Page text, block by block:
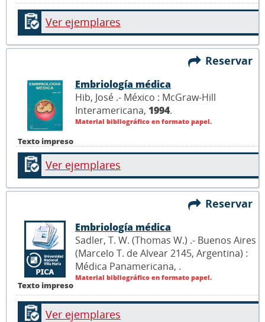
Ver ejemplares
Reservar
Texto impreso
Embriología médica
Hib, José .- México : McGraw-Hill
Interamericana, 1994.
Material bibliográfico en formato papel.
Ver ejemplares
Reservar
Texto impreso
Embriología médica
Sadler, T. W. (Thomas W.) .- Buenos Aires
(Marcelo T. de Alvear 2145, Argentina) :
Médica Panamericana, .
Material bibliográfico en formato papel.
Ver ejemplares